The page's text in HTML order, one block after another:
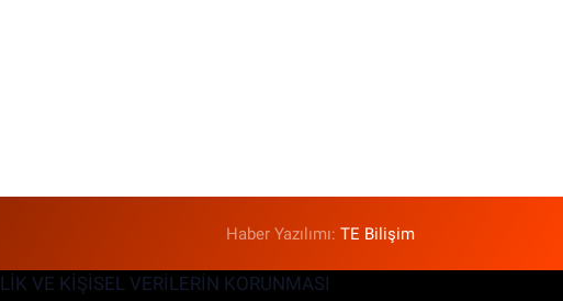
Haber Yazılımı:TE Bilişim
VE KİŞİSEL VERİLERİN KORUNMASI